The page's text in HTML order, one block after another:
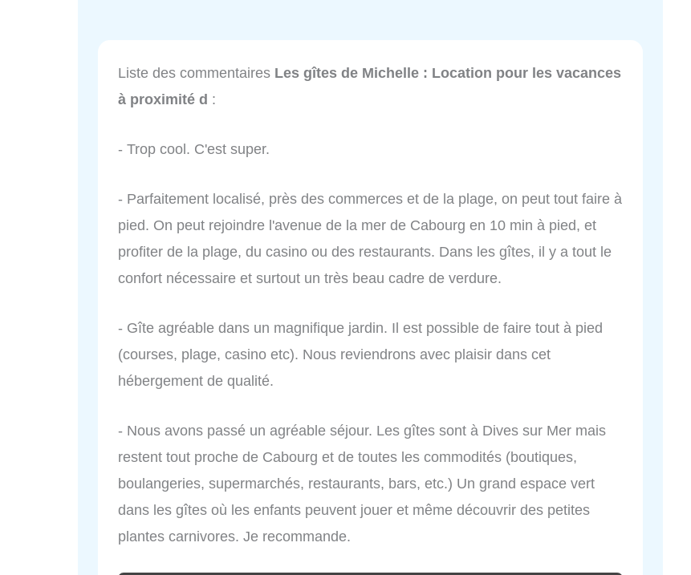
Liste des commentaires Les gîtes de Michelle : Location pour les vacances
à proximité d :
- Trop cool. C'est super.
- Parfaitement localisé, près des commerces et de la plage, on peut tout faire à
pied. On peut rejoindre l'avenue de la mer de Cabourg en 10 min à pied, et
profiter de la plage, du casino ou des restaurants. Dans les gîtes, il y a tout le
confort nécessaire et surtout un très beau cadre de verdure.
- Gîte agréable dans un magnifique jardin. Il est possible de faire tout à pied
(courses, plage, casino etc). Nous reviendrons avec plaisir dans cet
hébergement de qualité.
- Nous avons passé un agréable séjour. Les gîtes sont à Dives sur Mer mais
restent tout proche de Cabourg et de toutes les commodités (boutiques,
boulangeries, supermarchés, restaurants, bars, etc.) Un grand espace vert
dans les gîtes où les enfants peuvent jouer et même découvrir des petites
plantes carnivores. Je recommande.